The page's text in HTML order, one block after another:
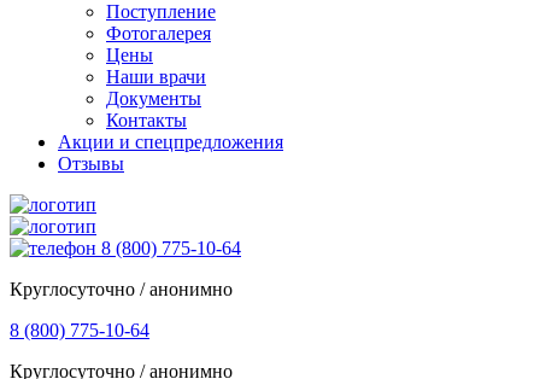
Поступление
Фотогалерея
Цены
Наши врачи
Документы
Контакты
Акции и спецпредложения
Отзывы
8 (800) 775-10-64
Круглосуточно / анонимно
8 (800) 775-10-64
Круглосуточно / анонимно